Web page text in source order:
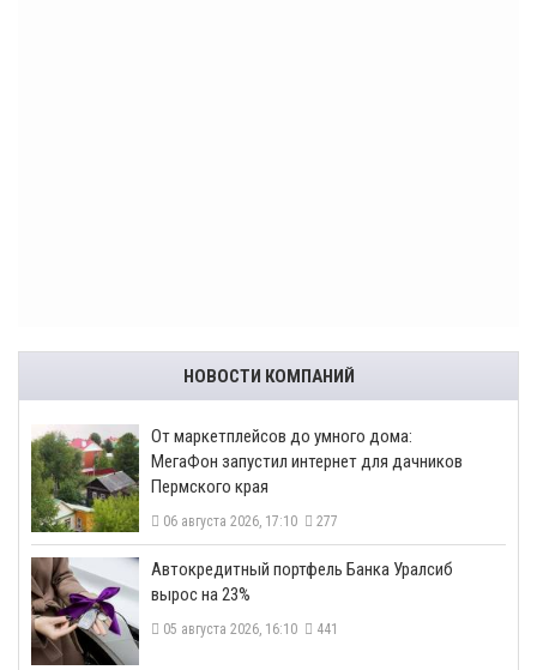
НОВОСТИ КОМПАНИЙ
От маркетплейсов до умного дома:
МегаФон запустил интернет для дачников
Пермского края
06 августа 2026, 17:10 277
​Автокредитный портфель Банка Уралсиб
вырос на 23%
05 августа 2026, 16:10 441